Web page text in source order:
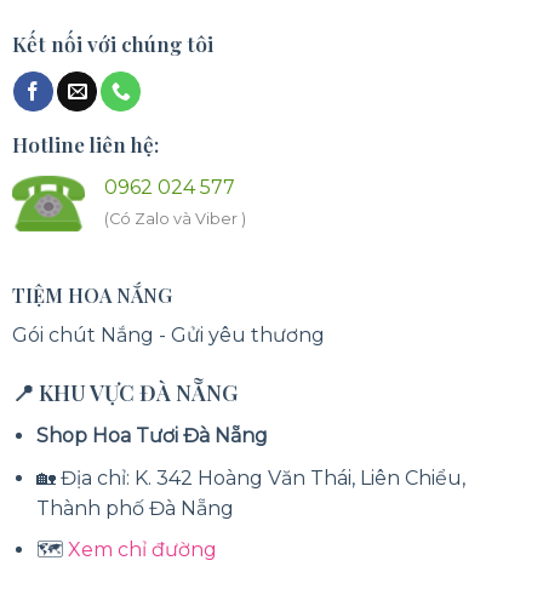
Kết nối với chúng tôi
Hotline liên hệ:
0962 024 577
(Có Zalo và Viber )
TIỆM HOA NẮNG
Gói chút Nắng - Gửi yêu thương
📍 KHU VỰC ĐÀ NẴNG
Shop Hoa Tươi Đà Nẵng
🏡 Địa chỉ: K. 342 Hoàng Văn Thái, Liên Chiểu,
Thành phố Đà Nẵng
🗺️Xem chỉ đường